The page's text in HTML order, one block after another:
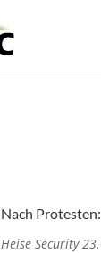
Nach
Heise Security